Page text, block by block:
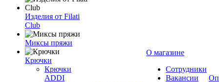
Изделия от Filati
Club
Миксы пряжи
Крючки
Крючки
ADDI
О магазине
Сотрудники
Вакансии